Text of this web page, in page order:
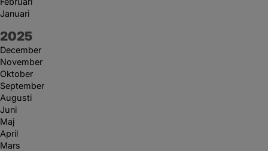
Januari
År:
2025
December
November
Oktober
September
Augusti
Juni
Maj
April
Mars